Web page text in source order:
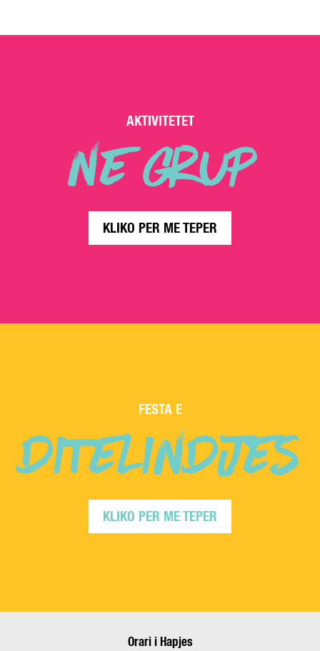
FESTA E
DITELINDJES
KLIKO PER ME TEPER
AKTIVITETET
NE GRUP
KLIKO PER ME TEPER
Orari i Hapjes